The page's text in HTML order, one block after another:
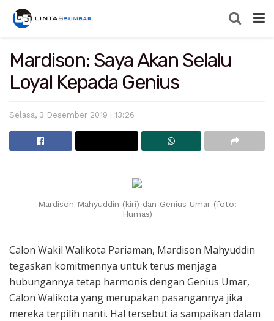
Mardison: Saya Akan Selalu
Loyal Kepada Genius
Selasa, 3 Desember 2019 | 13:26
Mardison Mahyuddin (kiri) dan Genius Umar (foto:
Humas)
Calon Wakil Walikota Pariaman, Mardison Mahyuddin
tegaskan komitmennya untuk terus menjaga
hubungannya tetap harmonis dengan Genius Umar,
Calon Walikota yang merupakan pasangannya jika
mereka terpilih nanti. Hal tersebut ia sampaikan dalam